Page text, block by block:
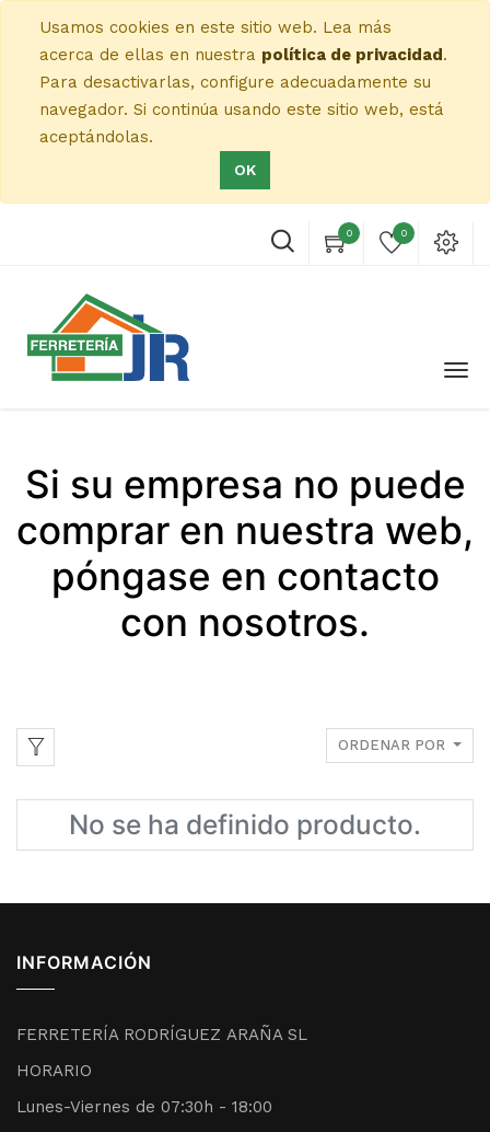
Usamos cookies en este sitio web. Lea más
acerca de ellas en nuestra política de privacidad.
Para desactivarlas, configure adecuadamente su
navegador. Si continúa usando este sitio web, está
aceptándolas.
OK
0 0
Si su empresa no puede
comprar en nuestra web,
póngase en contacto
con nosotros.
ORDENAR POR
No se ha definido producto.
INFORMACIÓN
FERRETERÍA RODRÍGUEZ ARAÑA SL
HORARIO
Lunes-Viernes de 07:30h - 18:00